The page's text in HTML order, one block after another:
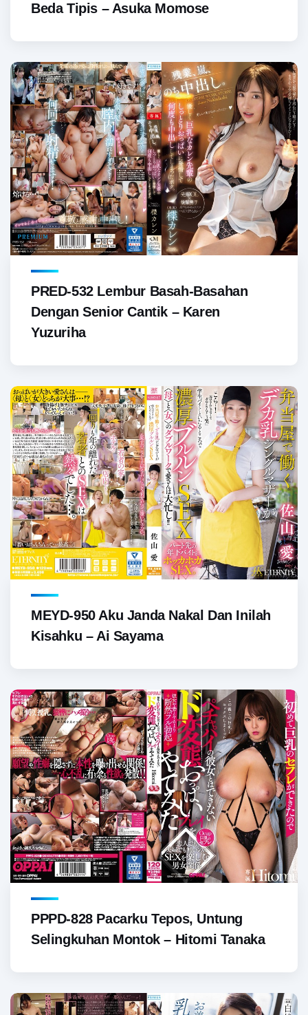
Beda Tipis – Asuka Momose
PRED-532 Lembur Basah-Basahan
Dengan Senior Cantik – Karen
Yuzuriha
MEYD-950 Aku Janda Nakal Dan Inilah
Kisahku – Ai Sayama
PPPD-828 Pacarku Tepos, Untung
Selingkuhan Montok – Hitomi Tanaka